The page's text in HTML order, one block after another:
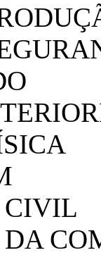
CIVIL